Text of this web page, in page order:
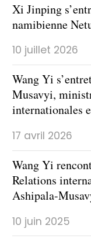
Xi Jinping
namibienne
10 juillet 2026
Wang Yi
Musavyi,
internationales
17 avril 2026
Wang Yi
Relations
Ashipala-
10 juin 2025